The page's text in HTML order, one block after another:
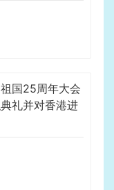
国25周年大会
礼并对香港进